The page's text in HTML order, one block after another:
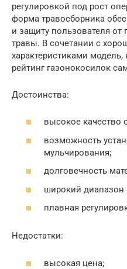
регулировкой под рост
форма травосборника
и защиту пользователя
травы. В сочетании с
характеристиками
рейтинг газонокосилок
Достоинства:
высокое качество
возможность
мульчирования;
долговечность
широкий диапазон
плавная
Недостатки:
высокая цена;